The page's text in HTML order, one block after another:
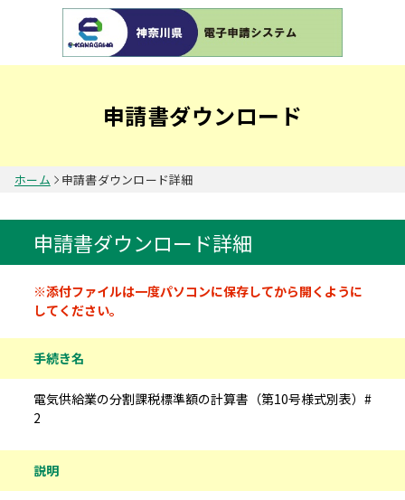
申請書ダウンロード
ホーム 申請書ダウンロード詳細
申請書ダウンロード詳細
申請書情報※添付ファイルは一度パソコンに保存してから開くように
してください。
手続き名
電気供給業の分割課税標準額の計算書（第10号様式別表）#
2
説明